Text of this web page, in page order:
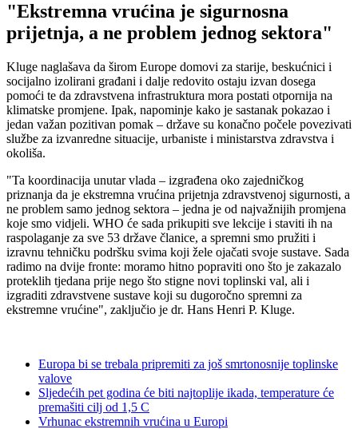
"Ekstremna vrućina je sigurnosna
prijetnja, a ne problem jednog sektora"
Kluge naglašava da širom Europe domovi za starije, beskućnici i
socijalno izolirani građani i dalje redovito ostaju izvan dosega
pomoći te da zdravstvena infrastruktura mora postati otpornija na
klimatske promjene. Ipak, napominje kako je sastanak pokazao i
jedan važan pozitivan pomak – države su konačno počele povezivati
službe za izvanredne situacije, urbaniste i ministarstva zdravstva i
okoliša.
"Ta koordinacija unutar vlada – izgrađena oko zajedničkog
priznanja da je ekstremna vrućina prijetnja zdravstvenoj sigurnosti, a
ne problem samo jednog sektora – jedna je od najvažnijih promjena
koje smo vidjeli. WHO će sada prikupiti sve lekcije i staviti ih na
raspolaganje za sve 53 države članice, a spremni smo pružiti i
izravnu tehničku podršku svima koji žele ojačati svoje sustave. Sada
radimo na dvije fronte: moramo hitno popraviti ono što je zakazalo
proteklih tjedana prije nego što stigne novi toplinski val, ali i
izgraditi zdravstvene sustave koji su dugoročno spremni za
ekstremne vrućine", zaključio je dr. Hans Henri P. Kluge.
Europa bi se trebala pripremiti za još smrtonosnije toplinske
valove
Sljedećih pet godina će biti najtoplije ikada, temperature će
premašiti cilj od 1,5 C
Vrhunac ekstremnih vrućina u Europi